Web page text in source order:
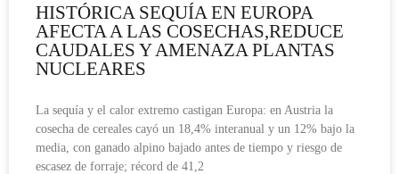
HISTÓRICA SEQUÍA EN EUROPA
AFECTA A LAS COSECHAS,REDUCE
CAUDALES Y AMENAZA PLANTAS
NUCLEARES
La sequía y el calor extremo castigan Europa: en Austria la
cosecha de cereales cayó un 18,4% interanual y un 12% bajo la
media, con ganado alpino bajado antes de tiempo y riesgo de
escasez de forraje; récord de 41,2